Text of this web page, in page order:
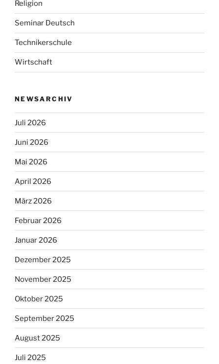
Religion
Seminar Deutsch
Technikerschule
Wirtschaft
NEWSARCHIV
Juli 2026
Juni 2026
Mai 2026
April 2026
März 2026
Februar 2026
Januar 2026
Dezember 2025
November 2025
Oktober 2025
September 2025
August 2025
Juli 2025